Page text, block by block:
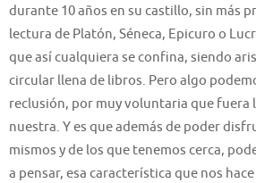
durante 10 años en su castillo, sin más
lectura de Platón, Séneca, Epicuro o
que así cualquiera se confina, siendo
circular llena de libros. Pero algo
reclusión, por muyvoluntaria que fuera
nuestra. Yes queademás de poder
mismos y de los que tenemos cerca,
a pensar, esa característica que nos